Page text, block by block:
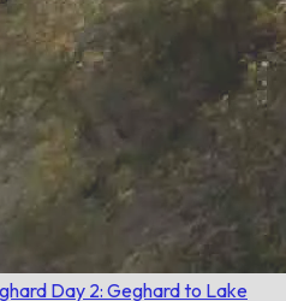
Day 2: Geghard to Lake